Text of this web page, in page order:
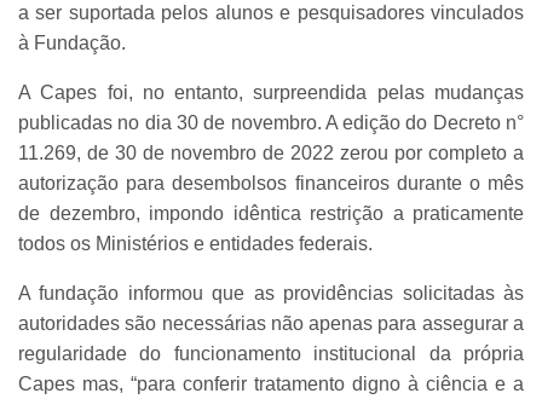
a ser suportada pelos alunos e pesquisadores vinculados
à Fundação.
A Capes foi, no entanto, surpreendida pelas mudanças
publicadas no dia 30 de novembro. A edição do Decreto n°
11.269, de 30 de novembro de 2022 zerou por completo a
autorização para desembolsos financeiros durante o mês
de dezembro, impondo idêntica restrição a praticamente
todos os Ministérios e entidades federais.
A fundação informou que as providências solicitadas às
autoridades são necessárias não apenas para assegurar a
regularidade do funcionamento institucional da própria
Capes mas, “para conferir tratamento digno à ciência e a